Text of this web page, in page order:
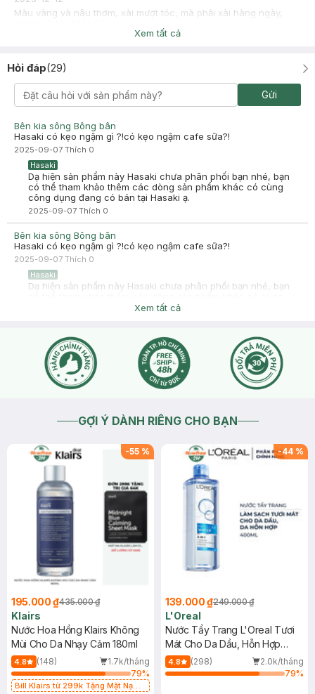
Màu vàng và nâu thơm, xài mượt tóc, mà phải xài hàng ngày,
Xem tất cả
Hỏi đáp(29)
Gửi
Bên kia sông Bông bân
Hasaki có kẹo ngậm gì ?!có kẹo ngậm cafe sữa?!
2025-09-07 Thích 0
Hasaki
Dạ hiện sản phẩm này Hasaki chưa phân phối bạn nhé, bạn
có thể tham khảo thêm các dòng sản phẩm khác có cùng
công dụng đang có bán tại Hasaki ạ.
2025-09-07 Thích 0
Bên kia sông Bông bân
Hasaki có kẹo ngậm gì ?!có kẹo ngậm cafe sữa?!
2025-09-07 Thích 0
Hasaki
Dạ hiện sản phẩm này Hasaki chưa phân phối bạn nhé, bạn
công dụng đang có bán tại Hasaki ạ.
Xem tất cả
GỢI Ý DÀNH RIÊNG CHO BẠN
-55 %
195.000 ₫435.000 ₫
Klairs
Nước Hoa Hồng Klairs Không
Mùi Cho Da Nhạy Cảm 180ml
4.8 (148)
1.7k/tháng
79%
Bill Klairs từ 299k Tặng Mặt Nạ
-44 %
139.000 ₫249.000 ₫
L'Oreal
Nước Tẩy Trang L'Oreal Tươi
Mát Cho Da Dầu, Hỗn Hợp
400ml
4.8 (298)
2.0k/tháng
79%